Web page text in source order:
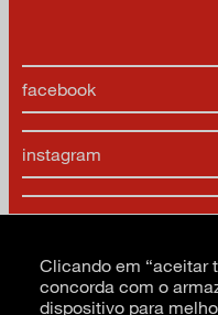
facebook
instagram
youtube
Clicando em “aceitar
concorda com o
dispositivo para